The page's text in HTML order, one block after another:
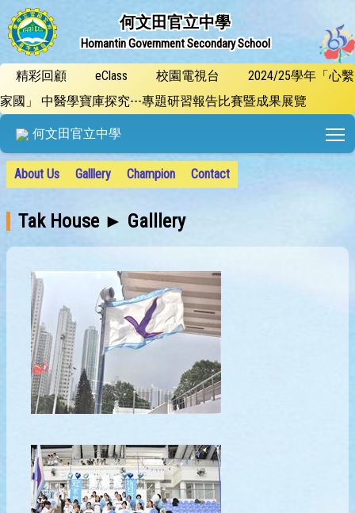
何文田官立中學
Homantin Government Secondary School
精彩回顧 eClass 校園電視台
2024/25學年「心繫
家國」 中醫學寶庫探究---專題研習報告比賽暨成果展覽
何文田官立中學
About Us Galllery Champion Contact
Tak House ► Galllery